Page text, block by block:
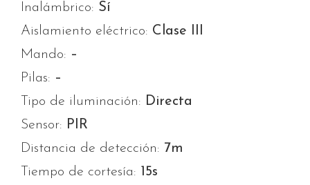
Inalámbrico: Sí
Aislamiento eléctrico: Clase III
Mando: –
Pilas: –
Tipo de iluminación: Directa
Sensor: PIR
Distancia de detección: 7m
Tiempo de cortesía: 15s